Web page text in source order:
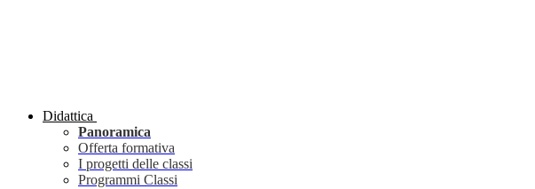
Didattica
Panoramica
Offerta formativa
I progetti delle classi
Programmi Classi